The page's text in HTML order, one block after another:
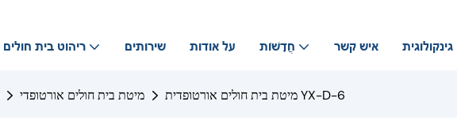
ריהוט בית חולים שירותים על אודות חֲדָשׁוֹת איש קשר
מיטת בית חולים אורטופדי מיטת בית חולים אורטופדית YX-D-6